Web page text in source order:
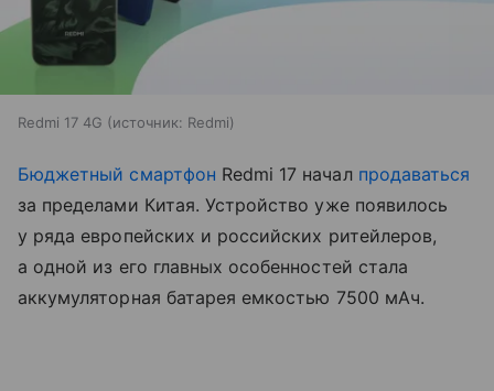
Redmi 17 4G источник: Redmi
Бюджетный смартфон Redmi 17 начал продаваться
за пределами Китая. Устройство уже появилось
у ряда европейских и российских ритейлеров,
а одной из его главных особенностей стала
аккумуляторная батарея емкостью 7500 мАч.